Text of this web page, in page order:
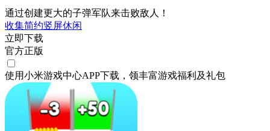
通过创建更大的子弹军队来击败敌人！
收集简约竖屏休闲
立即下载
官方正版
使用小米游戏中心APP下载 ，领丰富游戏福利 及礼包